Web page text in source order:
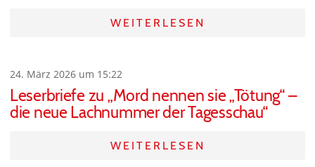
WEITERLESEN
24. März 2026 um 15:22
Leserbriefe zu „Mord nennen sie „Tötung“ –
die neue Lachnummer der Tagesschau“
WEITERLESEN